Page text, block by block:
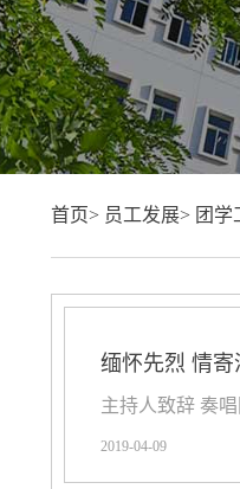
首页> 员工发展> 团学
缅怀先烈 情
主持人致辞 奏
2019-04-09